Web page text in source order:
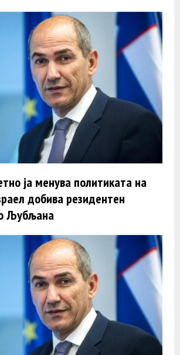
ја менува политиката на
добива резидентен
Љубљана